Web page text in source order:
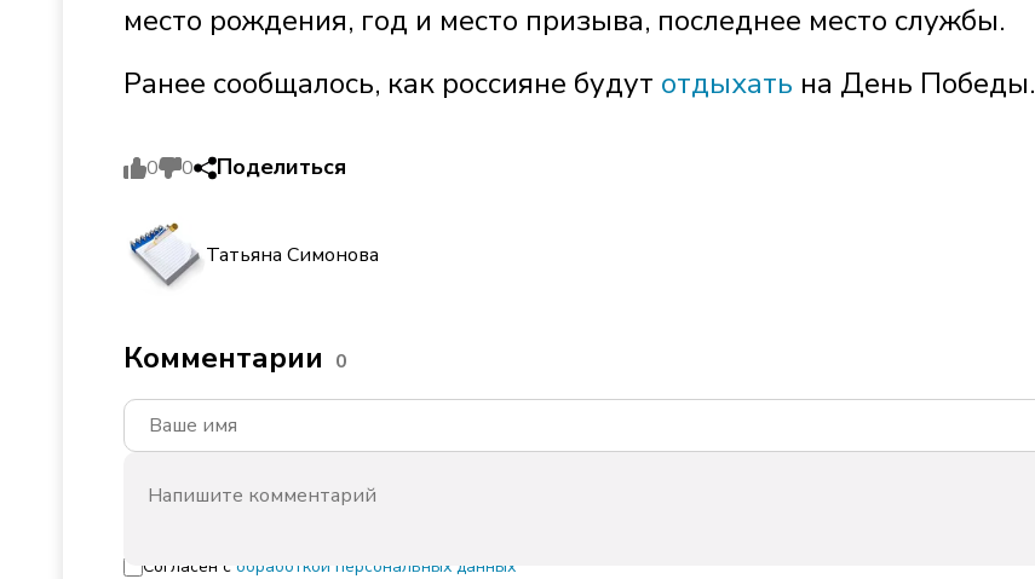
место рождения, год и место призыва, последнее место службы.
Ранее сообщалось, как россияне будут отдыхать на День Победы.
0 0 Поделиться
Татьяна Симонова
Комментарии 0
Согласен с обработкой персональных данных